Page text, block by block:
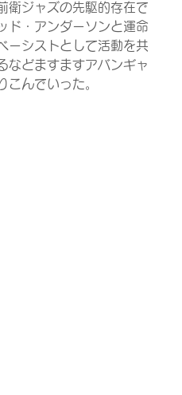
衛ジャズの先駆的存在で
ド・アンダーソンと運命
ーシストとして活動を共
などますますアバンギャ
こんでいった。